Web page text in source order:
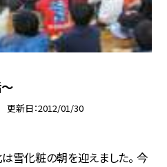
更新日 2012/01/30
は雪化粧の朝を迎えました。 今